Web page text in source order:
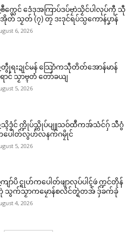
ၜဳက္လေင် ဒေံဒုအကြာပ်ဒပ်ဗၠာဲသၟိင်ပါလုပ်ကီု သီု
တ် သၟတ် (၇) တၠ ဒးဒုင်ရပ်သ္ပကောန်ပၞာန်
6, 2026
တွဵုရးဍုင်မန် သြောံကသီုတိတ်အောန်မာန်
ာင် သၟာဗ္ၚတံ တော်ခယျ
5, 2026
သ္ၚိဒၟံင် က္ဍိုပ်သ္ကိုပ်ပျူသဝ်ထဳကအ်သံင်ဂှ် သီဂွံ
ပေါတ်လွဟ်လနက်ဂမၠိုင်
5, 2026
ကျာ်ပိ င္ရုဟ်ကပေါတ်ဖျာလုပ်ပါၚ်ဖဴ က္ဍင်တိုန်
သွက်သၟာကမၠောန်စလိင်တ္ရဲတအ် ဒှ်ခက်ခုဲ
4, 2026